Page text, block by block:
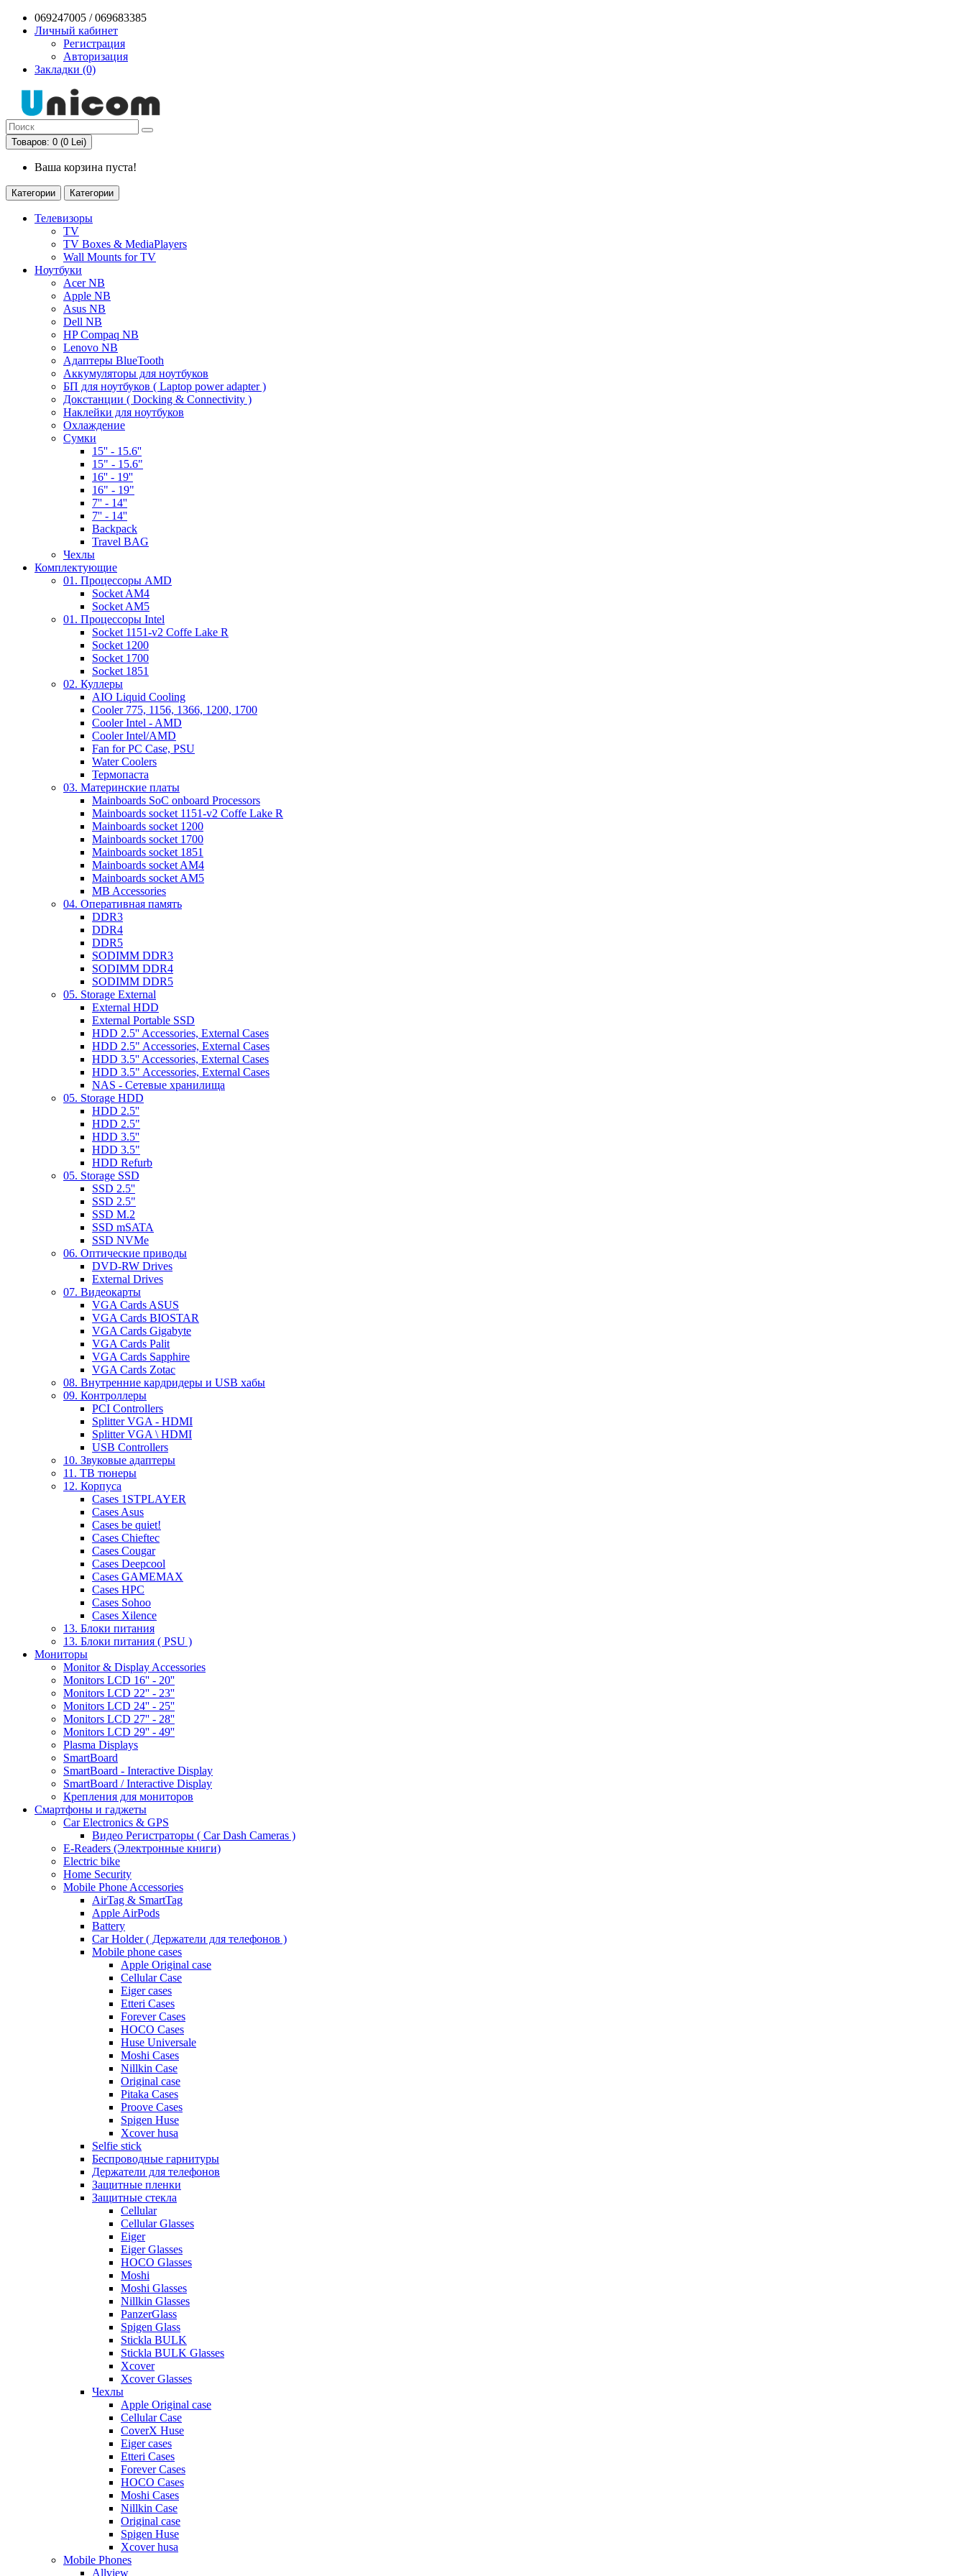
069247005 / 069683385
Личный кабинет
Регистрация
Авторизация
Закладки (0)
Товаров: 0 (0 Lei)
Ваша корзина пуста!
Категории Категории
Телевизоры
TV
TV Boxes & MediaPlayers
Wall Mounts for TV
Ноутбуки
Acer NB
Apple NB
Asus NB
Dell NB
HP Compaq NB
Lenovo NB
Адаптеры BlueTooth
Аккумуляторы для ноутбуков
БП для ноутбуков ( Laptop power adapter )
Докстанции ( Docking & Connectivity )
Наклейки для ноутбуков
Охлаждение
Сумки
15'' - 15.6''
15" - 15.6"
16'' - 19''
16" - 19"
7'' - 14''
7'' - 14''
Backpack
Travel BAG
Чехлы
Комплектующие
01. Процессоры AMD
Socket AM4
Socket AM5
01. Процессоры Intel
Socket 1151-v2 Coffe Lake R
Socket 1200
Socket 1700
Socket 1851
02. Куллеры
AIO Liquid Cooling
Cooler 775, 1156, 1366, 1200, 1700
Cooler Intel - AMD
Cooler Intel/AMD
Fan for PC Case, PSU
Water Coolers
Термопаста
03. Материнские платы
Mainboards SoC onboard Processors
Mainboards socket 1151-v2 Coffe Lake R
Mainboards socket 1200
Mainboards socket 1700
Mainboards socket 1851
Mainboards socket AM4
Mainboards socket AM5
MB Accessories
04. Оперативная память
DDR3
DDR4
DDR5
SODIMM DDR3
SODIMM DDR4
SODIMM DDR5
05. Storage External
External HDD
External Portable SSD
HDD 2.5'' Accessories, External Cases
HDD 2.5" Accessories, External Cases
HDD 3.5'' Accessories, External Cases
HDD 3.5" Accessories, External Cases
NAS - Сетевые хранилища
05. Storage HDD
HDD 2.5''
HDD 2.5"
HDD 3.5''
HDD 3.5"
HDD Refurb
05. Storage SSD
SSD 2.5''
SSD 2.5"
SSD M.2
SSD mSATA
SSD NVMe
06. Оптические приводы
DVD-RW Drives
External Drives
07. Видеокарты
VGA Cards ASUS
VGA Cards BIOSTAR
VGA Cards Gigabyte
VGA Cards Palit
VGA Cards Sapphire
VGA Cards Zotac
08. Внутренние кардридеры и USB хабы
09. Контроллеры
PCI Controllers
Splitter VGA - HDMI
Splitter VGA \ HDMI
USB Controllers
10. Звуковые адаптеры
11. ТВ тюнеры
12. Корпуса
Cases 1STPLAYER
Cases Asus
Cases be quiet!
Cases Chieftec
Cases Cougar
Cases Deepcool
Cases GAMEMAX
Cases HPC
Cases Sohoo
Cases Xilence
13. Блоки питания
13. Блоки питания ( PSU )
Мониторы
Monitor & Display Accessories
Monitors LCD 16'' - 20''
Monitors LCD 22'' - 23''
Monitors LCD 24'' - 25''
Monitors LCD 27'' - 28''
Monitors LCD 29'' - 49''
Plasma Displays
SmartBoard
SmartBoard - Interactive Display
SmartBoard / Interactive Display
Крепления для мониторов
Смартфоны и гаджеты
Car Electronics & GPS
Видео Регистраторы ( Car Dash Cameras )
E-Readers (Электронные книги)
Electric bike
Home Security
Mobile Phone Accessories
AirTag & SmartTag
Apple AirPods
Battery
Car Holder ( Держатели для телефонов )
Mobile phone cases
Apple Original case
Cellular Case
Eiger cases
Etteri Cases
Forever Cases
HOCO Cases
Huse Universale
Moshi Cases
Nillkin Case
Original case
Pitaka Cases
Proove Cases
Spigen Huse
Xcover husa
Selfie stick
Беспроводные гарнитуры
Держатели для телефонов
Защитные пленки
Защитные стекла
Cellular
Cellular Glasses
Eiger
Eiger Glasses
HOCO Glasses
Moshi
Moshi Glasses
Nillkin Glasses
PanzerGlass
Spigen Glass
Stickla BULK
Stickla BULK Glasses
Xcover
Xcover Glasses
Чехлы
Apple Original case
Cellular Case
CoverX Huse
Eiger cases
Etteri Cases
Forever Cases
HOCO Cases
Moshi Cases
Nillkin Case
Original case
Spigen Huse
Xcover husa
Mobile Phones
Allview